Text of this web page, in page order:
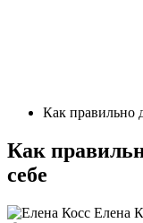
Как правильно
Как
себе
Елена